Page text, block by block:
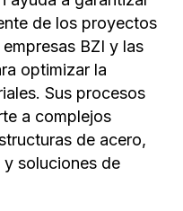
de los proyectos
BZI y las
optimizar la
Sus procesos
a complejos
de acero,
y soluciones de